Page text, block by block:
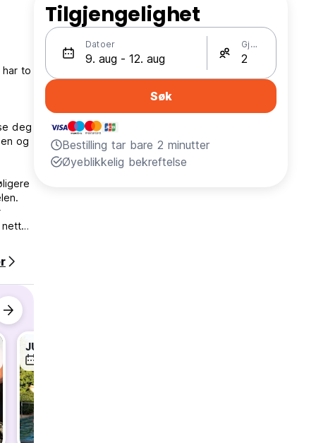
to
deg
og
Tilgjengelighet
Datoer Gjester
Søk
Bestilling tar bare 2 minutter
Øyeblikkelig bekreftelse